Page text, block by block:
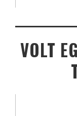
VOLT